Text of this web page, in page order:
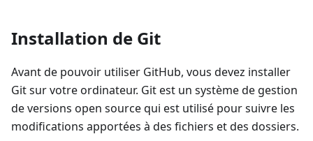
Installation de Git
Avant de pouvoir utiliser GitHub, vous devez installer
Git sur votre ordinateur. Git est un système de gestion
de versions open source qui est utilisé pour suivre les
modifications apportées à des fichiers et des dossiers.